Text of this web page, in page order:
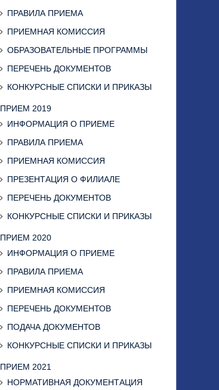
ПРАВИЛА ПРИЕМА
ПРИЕМНАЯ КОМИССИЯ
ОБРАЗОВАТЕЛЬНЫЕ ПРОГРАММЫ
ПЕРЕЧЕНЬ ДОКУМЕНТОВ
КОНКУРСНЫЕ СПИСКИ И ПРИКАЗЫ
ПРИЕМ 2019
ИНФОРМАЦИЯ О ПРИЕМЕ
ПРАВИЛА ПРИЕМА
ПРИЕМНАЯ КОМИССИЯ
ПРЕЗЕНТАЦИЯ О ФИЛИАЛЕ
ПЕРЕЧЕНЬ ДОКУМЕНТОВ
КОНКУРСНЫЕ СПИСКИ И ПРИКАЗЫ
ПРИЕМ 2020
ИНФОРМАЦИЯ О ПРИЕМЕ
ПРАВИЛА ПРИЕМА
ПРИЕМНАЯ КОМИССИЯ
ПЕРЕЧЕНЬ ДОКУМЕНТОВ
ПОДАЧА ДОКУМЕНТОВ
КОНКУРСНЫЕ СПИСКИ И ПРИКАЗЫ
ПРИЕМ 2021
НОРМАТИВНАЯ ДОКУМЕНТАЦИЯ